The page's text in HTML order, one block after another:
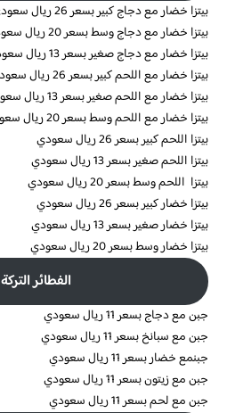
بيتزا خضار مع دجاج كبير بسعر 26 ريال سعودي
بيتزا خضار مع دجاج وسط بسعر 20 ريال سعودي
بيتزا خضار مع دجاج صغير بسعر 13 ريال سعودي
بيتزا خضار مع اللحم كبير بسعر 26 ريال سعودي
بيتزا خضار مع اللحم صغير بسعر 13 ريال سعودي
بيتزا خضار مع اللحم وسط بسعر 20 ريال سعودي
بيتزا اللحم كبير بسعر 26 ريال سعودي
بيتزا اللحم صغير بسعر 13 ريال سعودي
بيتزا اللحم وسط بسعر 20 ريال سعودي
بيتزا خضار كبير بسعر 26 ريال سعودي
بيتزا خضار صغير بسعر 13 ريال سعودي
بيتزا خضار وسط بسعر 20 ريال سعودي
الفطائر التركة
جبن مع دجاج بسعر 11 ريال سعودي
جبن مع سبانخ بسعر 11 ريال سعودي
جبنمع خضار بسعر 11 ريال سعودي
جبن مع زيتون بسعر 11 ريال سعودي
جبن مع لحم بسعر 11 ريال سعودي